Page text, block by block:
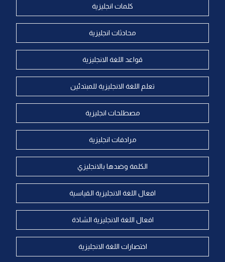
كلمات انجليزية
محادثات انجليزية
قواعد اللغة الانجليزية
تعلم اللغة الانجليزية للمبتدئين
مصطلحات انجليزية
مرادفات انجليزية
الكلمة وضدها بالانجليزي
افعال اللغة الانجليزية القياسية
افعال اللغة الانجليزية الشاذة
اختصارات اللغة الانجليزية